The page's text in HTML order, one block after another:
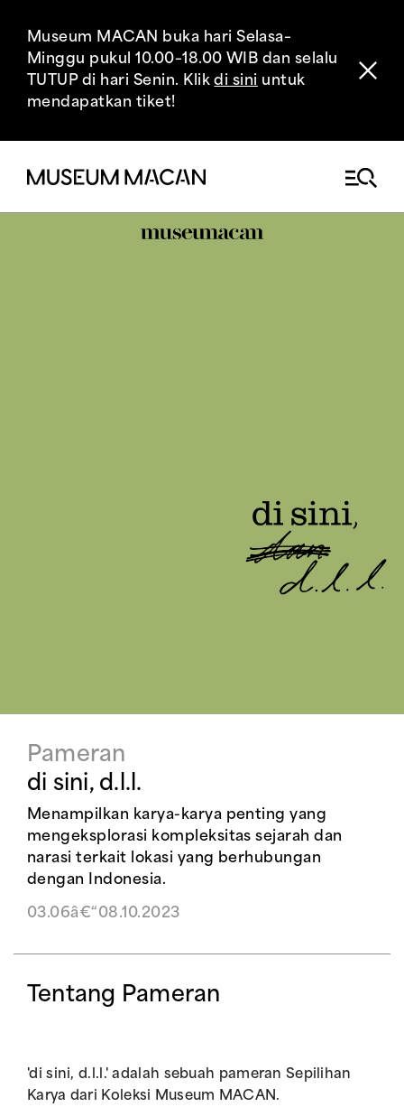
Museum MACAN buka hari Selasa–
Minggu pukul 10.00–18.00 WIB dan selalu
TUTUP di hari Senin. Klikdi sini untuk
mendapatkan tiket!
Pameran
di sini, d.l.l.
Menampilkan karya-karya penting yang
mengeksplorasi kompleksitas sejarah dan
narasi terkait lokasi yang berhubungan
dengan Indonesia.
03.06â€“08.10.2023
Tentang Pameran
'di sini, d.l.l.' adalah sebuah pameran Sepilihan
Karya dari Koleksi Museum MACAN.